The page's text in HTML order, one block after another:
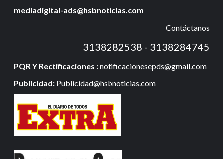
mediadigital-ads@hsbnoticias.com
Contáctanos
3138282538 - 3138284745
PQR Y Rectificaciones :notificacionesepds@gmail.com
Publicidad: Publicidad@hsbnoticias.com